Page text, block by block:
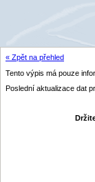
« Zpět na přehled
Tento výpis má pouze
Poslední aktualizace dat